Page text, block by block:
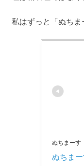
私はずっと「ぬちま
ぬちまーす
ぬちま